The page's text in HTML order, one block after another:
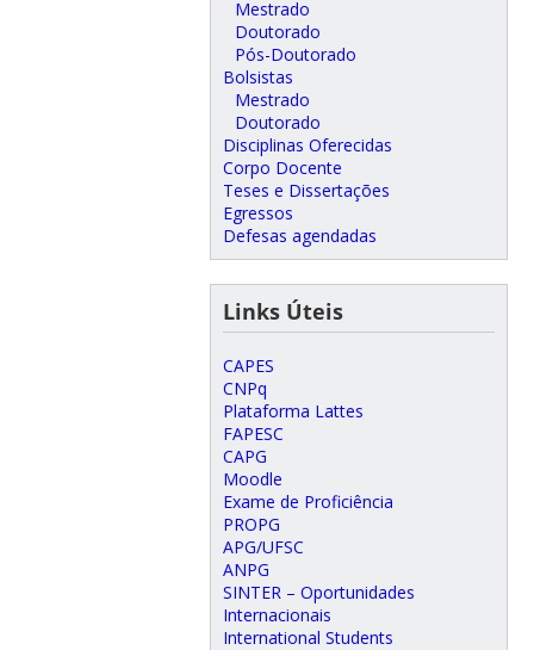
Mestrado
Doutorado
Pós-Doutorado
Bolsistas
Mestrado
Doutorado
Disciplinas Oferecidas
Corpo Docente
Teses e Dissertações
Egressos
Defesas agendadas
Links Úteis
CAPES
CNPq
Plataforma Lattes
FAPESC
CAPG
Moodle
Exame de Proficiência
PROPG
APG/UFSC
ANPG
SINTER – Oportunidades
Internacionais
International Students